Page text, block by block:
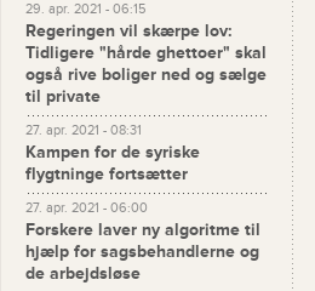
29. apr. 2021 - 06:15
Regeringen vil skærpe lov:
Tidligere "hårde ghettoer" skal
også rive boliger ned og sælge
til private
27. apr. 2021 - 08:31
Kampen for de syriske
flygtninge fortsætter
27. apr. 2021 - 06:00
Forskere laver ny algoritme til
hjælp for sagsbehandlerne og
de arbejdsløse